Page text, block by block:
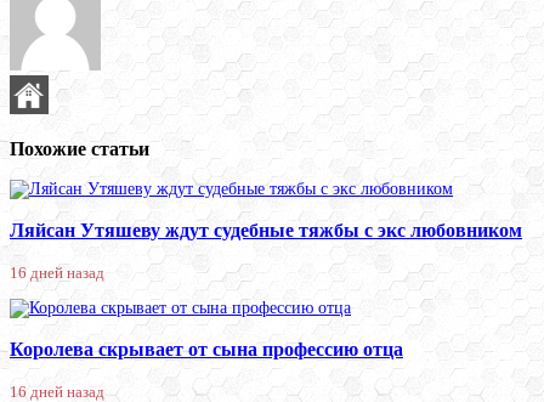
Похожие статьи
Ляйсан Утяшеву ждут судебные тяжбы с экс любовником
16 дней назад
Королева скрывает от сына профессию отца
16 дней назад